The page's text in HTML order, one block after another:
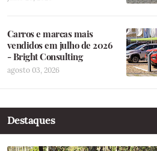
Carros e marcas mais
vendidos em julho de 2026
- Bright Consulting
agosto 03, 2026
Destaques